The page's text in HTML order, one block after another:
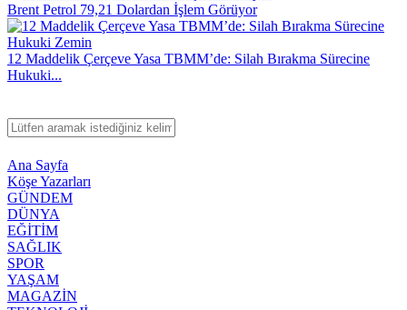
Brent Petrol 79,21 Dolardan İşlem Görüyor
12 Maddelik Çerçeve Yasa TBMM’de: Silah Bırakma Sürecine
Hukuki...
Ana Sayfa
Köşe Yazarları
GÜNDEM
DÜNYA
EĞİTİM
SAĞLIK
SPOR
YAŞAM
MAGAZİN